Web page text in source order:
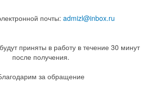
почты: admizl@inbox.ru
приняты в работу в течение 30 минут
после получения.
за обращение